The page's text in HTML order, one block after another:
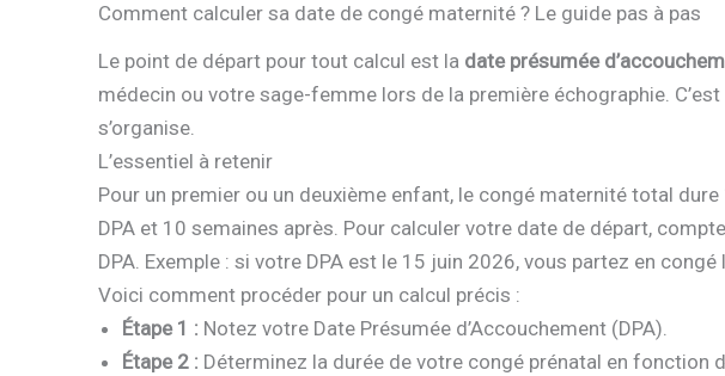
Comment calculer sa date de congé maternité ? Le guide pas à pas
Le point de départ pour tout calcul est la date présumée
médecin ou votre sage-femme lors de la première échographie.
s’organise.
L’essentiel à retenir
Pour un premier ou un deuxième enfant, le congé maternité total
DPA et 10 semaines après. Pour calculer votre date de départ,
DPA. Exemple : si votre DPA est le 15 juin 2026, vous partez en
Voici comment procéder pour un calcul précis :
Étape 1 : Notez votre Date Présumée d’Accouchement (DPA).
Étape 2 : Déterminez la durée de votre congé prénatal en fonction